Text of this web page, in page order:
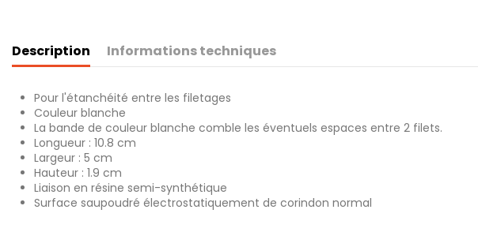
Description Informations techniques
Pour l'étanchéité entre les filetages
Couleur blanche
La bande de couleur blanche comble les éventuels espaces entre 2 filets.
Longueur : 10.8 cm
Largeur : 5 cm
Hauteur : 1.9 cm
Liaison en résine semi-synthétique
Surface saupoudré électrostatiquement de corindon normal